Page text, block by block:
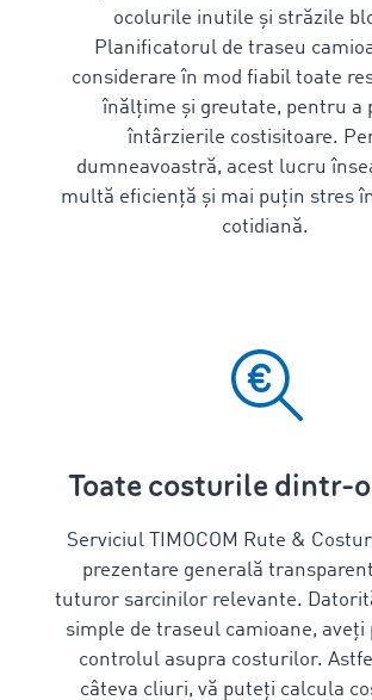
ocolurile inutile și străzile
Planificatorul de traseu
considerare în mod fiabil toate
înălțime și greutate, pentru a
întârzierile costisitoare.
dumneavoastră, acest lucru
multă eficiență și mai puțin stres
cotidiană.
Toate costurile dintr-
Serviciul TIMOCOM Rute &
prezentare generală
tuturor sarcinilor relevante.
simple de traseul camioane, aveți
controlul asupra costurilor.
câteva cliuri, vă puteți calcula